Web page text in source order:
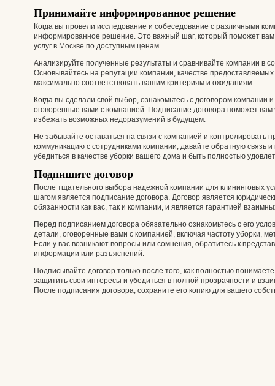
Принимайте информированное решение
Когда вы провели исследование и собеседование с различными
информированное решение. Это важный шаг, который поможет
услуг в Москве по доступным ценам.
Анализируйте полученные результаты и сравнивайте компании в
Основывайтесь на репутации компании, качестве
максимально соответствовать вашим критериям и ожиданиям.
Когда вы сделали свой выбор, ознакомьтесь с договором компании
оговоренные вами с компанией. Подписание договора поможет
избежать возможных недоразумений в будущем.
Не забывайте оставаться на связи с компанией и контролировать
коммуникацию с сотрудниками компании, давайте обратную связь
убедиться в качестве уборки вашего дома и быть полностью
Подпишите договор
После тщательного выбора надежной компании для клининговых
шагом является подписание договора. Договор является
обязанности как вас, так и компании, и является гарантией
Перед подписанием договора обязательно ознакомьтесь с его
детали, оговоренные вами с компанией, включая частоту уборки,
Если у вас возникают вопросы или сомнения, обратитесь к
информации или разъяснений.
Подписывайте договор только после того, как полностью
защитить свои интересы и убедиться в полной прозрачности и
После подписания договора, сохраните его копию для вашего